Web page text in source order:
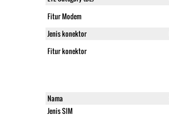
Fitur Modem
Jenis konektor
Fitur konektor
Nama
Jenis SIM